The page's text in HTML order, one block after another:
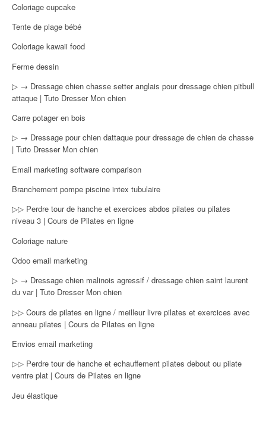
Coloriage cupcake
Tente de plage bébé
Coloriage kawaii food
Ferme dessin
▷ → Dressage chien chasse setter anglais pour dressage chien pitbull
attaque | Tuto Dresser Mon chien
Carre potager en bois
▷ → Dressage pour chien dattaque pour dressage de chien de chasse
| Tuto Dresser Mon chien
Email marketing software comparison
Branchement pompe piscine intex tubulaire
▷▷ Perdre tour de hanche et exercices abdos pilates ou pilates
niveau 3 | Cours de Pilates en ligne
Coloriage nature
Odoo email marketing
▷ → Dressage chien malinois agressif / dressage chien saint laurent
du var | Tuto Dresser Mon chien
▷▷ Cours de pilates en ligne / meilleur livre pilates et exercices avec
anneau pilates | Cours de Pilates en ligne
Envios email marketing
▷▷ Perdre tour de hanche et echauffement pilates debout ou pilate
ventre plat | Cours de Pilates en ligne
Jeu élastique